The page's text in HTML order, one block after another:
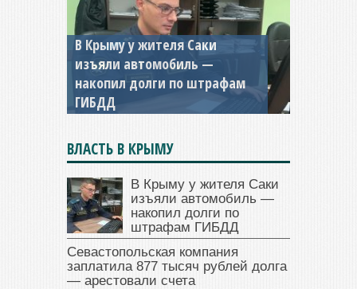
В Крыму у жителя Саки
изъяли автомобиль —
накопил долги по штрафам
ГИБДД
Севастопольская компания
заплатила 877 тысяч рублей
долга — арестовали счета
ВЛАСТЬ В КРЫМУ
В Крыму у жителя Саки
изъяли автомобиль —
накопил долги по
штрафам ГИБДД
Севастопольская компания
заплатила 877 тысяч рублей долга
— арестовали счета